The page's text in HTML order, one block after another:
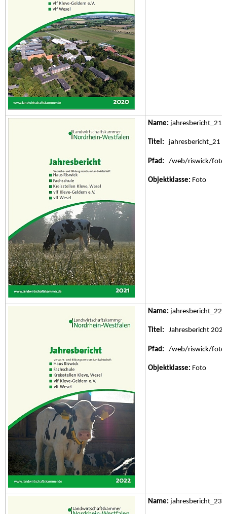
Name:
Titel: jahresbericht_21
Pfad: /web/riswick/
Objektklasse: Foto
Name:
Titel: Jahresbericht 2022
Pfad: /web/riswick/
Objektklasse: Foto
Name: